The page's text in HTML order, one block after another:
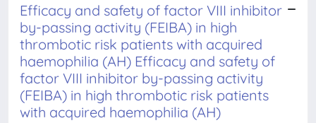
Efficacy and safety of factor VIII inhibitor
by-passing activity (FEIBA) in high
thrombotic risk patients with acquired
haemophilia (AH) Efficacy and safety of
factor VIII inhibitor by-passing activity
(FEIBA) in high thrombotic risk patients
with acquired haemophilia (AH)